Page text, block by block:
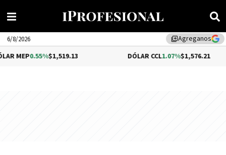
library_addAgreganos
6/8/2026
$1,519.13 1.07%$1,576.21